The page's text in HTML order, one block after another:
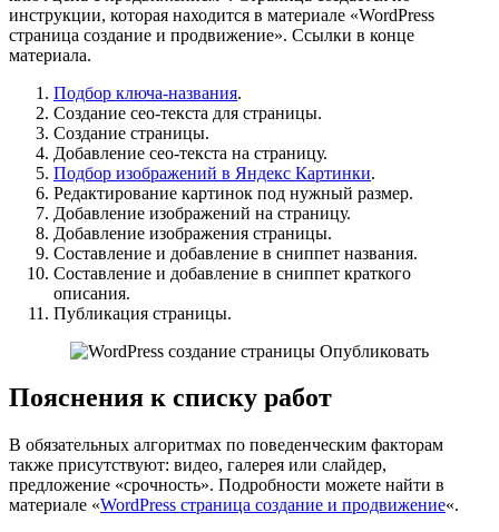
инструкции, которая находится в материале «WordPress
страница создание и продвижение». Ссылки в конце
материала.
Подбор ключа-названия.
Создание сео-текста для страницы.
Создание страницы.
Добавление сео-текста на страницу.
Подбор изображений в Яндекс Картинки.
Редактирование картинок под нужный размер.
Добавление изображений на страницу.
Добавление изображения страницы.
Составление и добавление в сниппет названия.
Составление и добавление в сниппет краткого
описания.
Публикация страницы.
Пояснения к списку работ
В обязательных алгоритмах по поведенческим факторам
также присутствуют: видео, галерея или слайдер,
предложение «срочность». Подробности можете найти в
материале «WordPress страница создание и продвижение«.